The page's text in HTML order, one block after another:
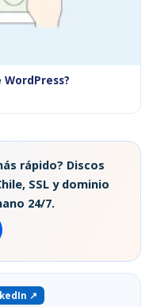
rápido? Discos
SSL y dominio
24/7.
↗